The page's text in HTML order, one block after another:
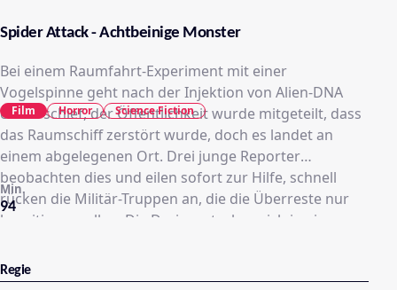
Spider Attack - Achtbeinige Monster
Bei einem Raumfahrt-Experiment mit einer
Vogelspinne geht nach der Injektion von Alien-DNA
etwas schief, der Öffentlichkeit wurde mitgeteilt, dass
das Raumschiff zerstört wurde, doch es landet an
einem abgelegenen Ort. Drei junge Reporter
beobachten dies und eilen sofort zur Hilfe, schnell
rücken die Militär-Truppen an, die die Überreste nur
beseitigen wollen. Die Drei verstecken sich in einem
eine geheime Militärbasis tief unter der Erde gebracht.
Doch mit ihnen kam auch eine veränderte Spinne, die
94
Min.
Film Horror Science Fiction
Regie